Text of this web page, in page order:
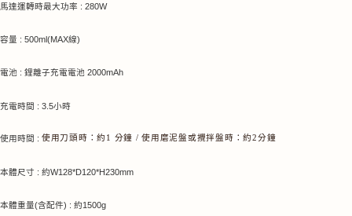
馬達運轉時最大功率 : 280W
容量 : 500ml(MAX線)
電池 : 鋰離子充電電池 2000mAh
充電時間 : 3.5小時
使用時間 : 使用刀頭時：約1 分鐘 / 使用磨泥盤或攪拌盤時：約2分鐘
本體尺寸 : 約W128*D120*H230mm
本體重量(含配件) : 約1500g